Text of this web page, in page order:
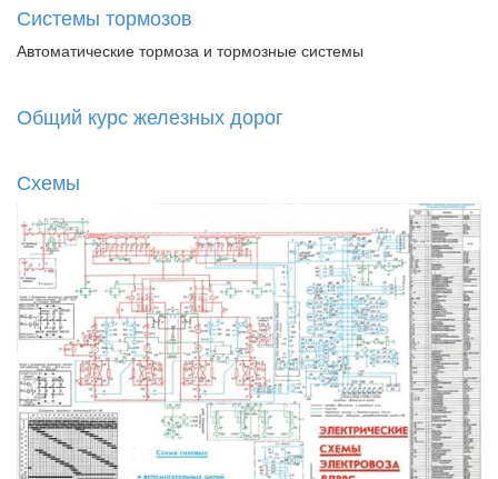
Системы тормозов
Автоматические тормоза и тормозные системы
Общий курс железных дорог
Схемы